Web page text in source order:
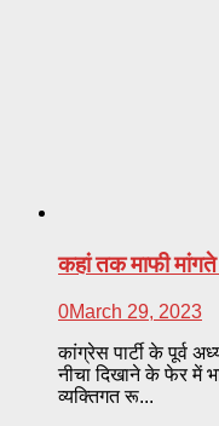
कहां तक माफी मांगते
0March 29, 2023
कांग्रेस पार्टी के पूर्व
नीचा दिखाने के फेर में
व्यक्तिगत रू...